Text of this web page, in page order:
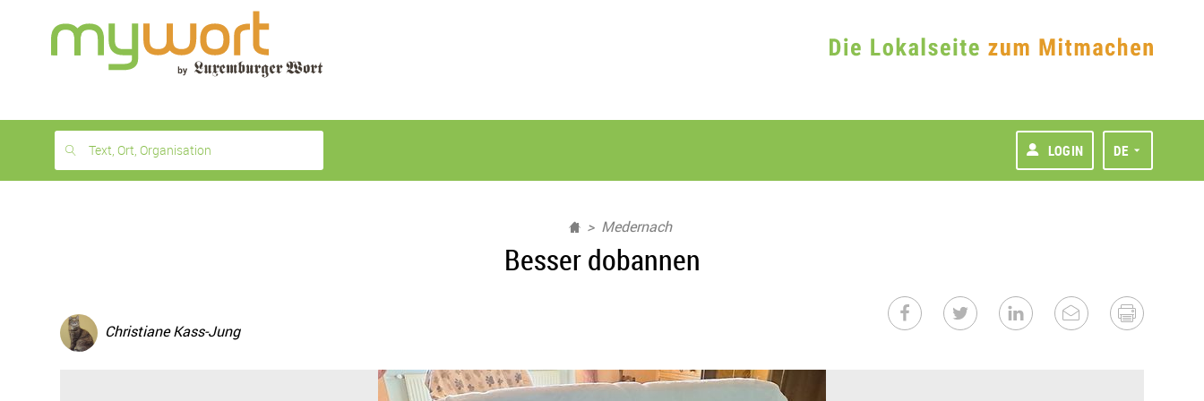
month
free
Text, Ort, Organisation LOGIN DE
Medernach
Besser dobannen
Christiane Kass-Jung